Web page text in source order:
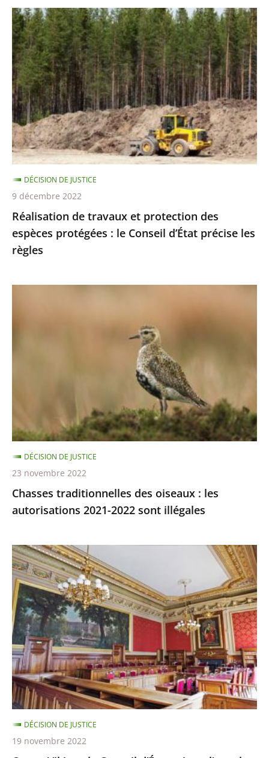
plastique
Réalisation
de
travaux
et
protection
des
espèces
protégées
:
le
Conseil
d’État
précise
les
règles
Réalisation de travaux et protection des
espèces protégées : le Conseil d’État précise les
règles
DÉCISION DE JUSTICE
9 décembre 2022
2022
sont
illégales
Chasses traditionnelles des oiseaux : les
autorisations 2021-2022 sont illégales
DÉCISION DE JUSTICE
23 novembre 2022
Ocean
Viking
:
le
Conseil
d’État
rejette
l’appel
demandant
qu’il
soit
mis
fin,
DÉCISION DE JUSTICE
19 novembre 2022